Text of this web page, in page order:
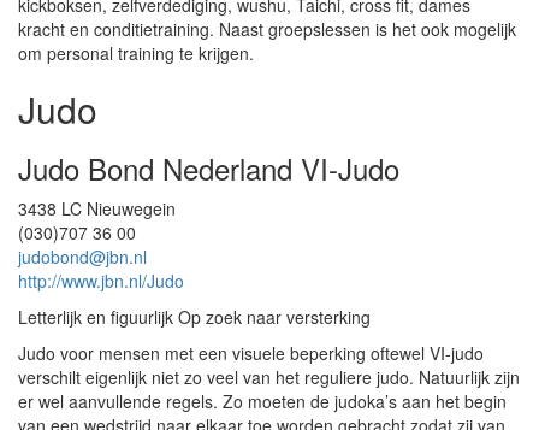
kickboksen, zelfverdediging, wushu, Taichi, cross fit, dames
kracht en conditietraining. Naast groepslessen is het ook mogelijk
om personal training te krijgen.
Judo
Judo Bond Nederland VI-Judo
3438 LC Nieuwegein
(030)707 36 00
judobond@jbn.nl
http://www.jbn.nl/Judo
Letterlijk en figuurlijk Op zoek naar versterking
Judo voor mensen met een visuele beperking oftewel VI-judo
verschilt eigenlijk niet zo veel van het reguliere judo. Natuurlijk zijn
er wel aanvullende regels. Zo moeten de judoka’s aan het begin
van een wedstrijd naar elkaar toe worden gebracht zodat zij van